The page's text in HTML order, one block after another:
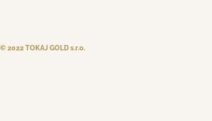
© 2022 TOKAJ GOLD s.r.o.